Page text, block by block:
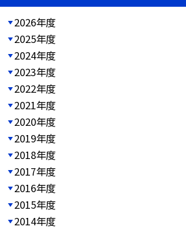
2026年度
2025年度
2024年度
2023年度
2022年度
2021年度
2020年度
2019年度
2018年度
2017年度
2016年度
2015年度
2014年度